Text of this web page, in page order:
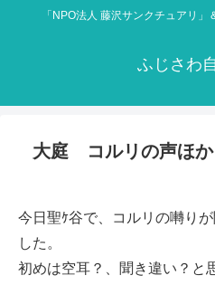
「NPO法人 藤沢サンクチュアリ」
ふじさわ
大庭 コルリの声ほか
今日聖ｹ谷で、コルリの囀り
した。
初めは空耳？、聞き違い？と